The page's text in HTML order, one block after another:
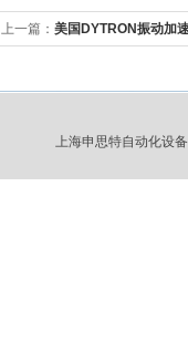
上一篇： 美国DYTRON振动加
上海申思特自动化设